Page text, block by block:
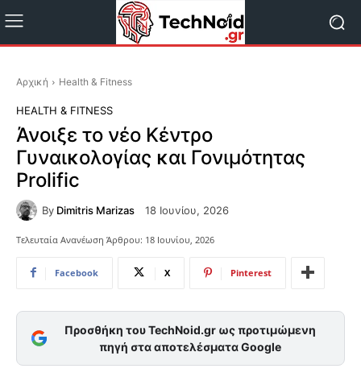
Αρχική Health & Fitness
HEALTH & FITNESS
Άνοιξε το νέο Κέντρο
Γυναικολογίας και Γονιμότητας
Prolific
By Dimitris Marizas 18 Ιουνίου, 2026
Τελευταία Ανανέωση Άρθρου: 18 Ιουνίου, 2026
Facebook X Pinterest
Προσθήκη του TechNoid.gr ως προτιμώμενη
πηγή στα αποτελέσματα Google